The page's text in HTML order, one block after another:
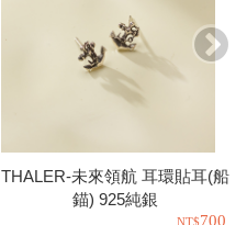
THALER-未來領航 耳環貼耳(船
錨) 925純銀
700